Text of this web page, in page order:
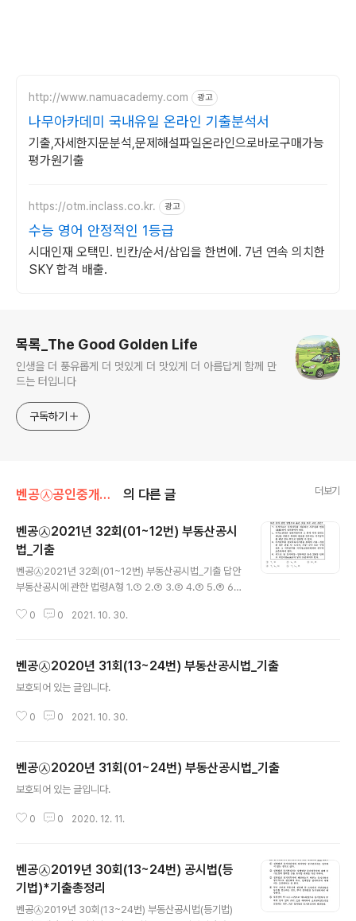
http://www.namuacademy.com 광고
나무아카데미 국내유일 온라인 기출분석서
기출,자세한지문분석,문제해설파일온라인으로바로구매가능
평가원기출
https://otm.inclass.co.kr. 광고
수능 영어 안정적인 1등급
시대인재 오택민. 빈칸/순서/삽입을 한번에. 7년 연속 의치한
SKY 합격 배출.
목록_The Good Golden Life
인생을 더 풍유롭게 더 멋있게 더 맛있게 더 아름답게 함께 만
드는 터입니다
구독하기
벤공㉦공인중개사/부동산공시법▶기출해설 의 다른 글 더보기
벤공㉦2021년 32회(01~12번) 부동산공시
법_기출
벤공㉦2021년 32회(01~12번) 부동산공시법_기출 답안
부동산공시에 관한 법령A형 1.① 2.③ 3.② 4.③ 5.⑤ 6.
법령B형 1.① 2.② 3.③ 4.③ 5.⑤ 6.④ 7.① 8.⑤ 9.② 1
0 0 2021. 10. 30.
벤공㉦2020년 31회(13~24번) 부동산공시법_기출
보호되어 있는 글입니다.
0 0 2021. 10. 30.
벤공㉦2020년 31회(01~24번) 부동산공시법_기출
보호되어 있는 글입니다.
0 0 2020. 12. 11.
벤공㉦2019년 30회(13~24번) 공시법(등
기법)*기출총정리
벤공㉦2019년 30회(13~24번) 부동산공시법(등기법)